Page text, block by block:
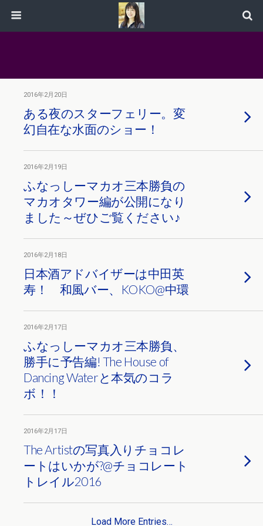
2016年2月20日
ある夜のスターフェリー。変
幻自在な水面のショー！
2016年2月19日
ふなっしーマカオ三本勝負の
マカオタワー編が公開になり
ました～ぜひご覧ください♪
2016年2月18日
日本酒アドバイザーは中田英
寿！ 和風バー、KOKO@中環
2016年2月17日
ふなっしーマカオ三本勝負、
勝手に予告編! The House of
Dancing Waterと本気のコラ
ボ！！
2016年2月17日
The Artistの写真入りチョコレ
ートはいかが?@チョコレート
トレイル2016
Load More Entries…